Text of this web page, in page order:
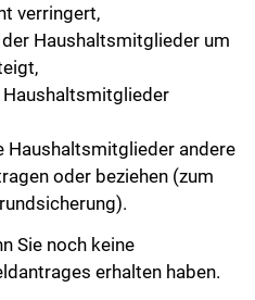
verringert,
Haushaltsmitglieder um
Haushaltsmitglieder
Haushaltsmitglieder andere
oder beziehen (zum
Sie noch keine
erhalten haben.